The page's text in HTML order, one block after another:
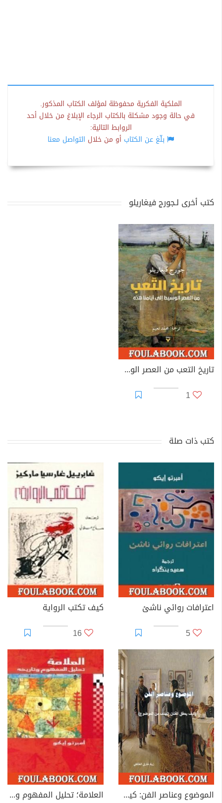
الملكية الفكرية محفوظة لمؤلف الكتاب المذكور.
في حالة وجود مشكلة بالكتاب الرجاء الإبلاغ من خلال أحد
الروابط التالية:
بلّغ عن الكتاب أو من خلال التواصل معنا
كتب أخرى لـجورج فيغاريلو
تاريخ التعب من العصر الوسيط إلى أيامنا هذه
1
كتب ذات صلة
اعترافات روائي ناشئ
5
كيف تكتب الرواية
16
الموضوع وعناصر الفن: كيف يحقق الفنان الهدف من الموضوع؟
العلامة؛ تحليل المفهوم وتاريخه